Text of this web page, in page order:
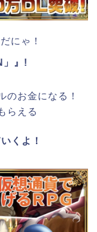
にゃ！
」』!
のお金になる！
らえる
くよ！